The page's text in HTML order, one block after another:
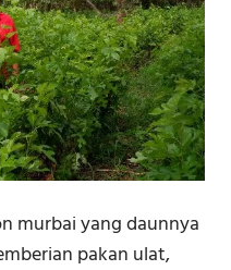
murbai yang daunnya
pakan ulat,